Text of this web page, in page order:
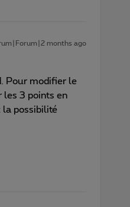
months ago
Pour modifier le
les 3 points en
la possibilité